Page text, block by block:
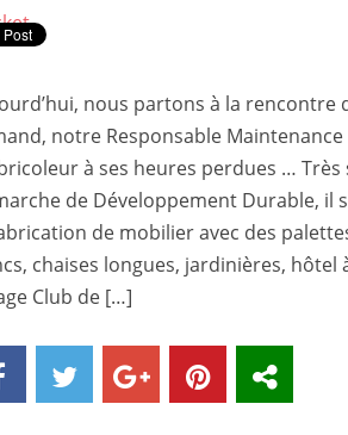
nous partons à la rencontre
notre Responsable Maintenance
à ses heures perdues … Très
de Développement Durable, il
de mobilier avec des
chaises longues, jardinières, hôtel
Club de […]